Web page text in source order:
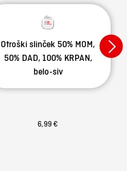
Otroški slinček 50% MOM,
50% DAD, 100% KRPAN,
belo-siv
6,99 €